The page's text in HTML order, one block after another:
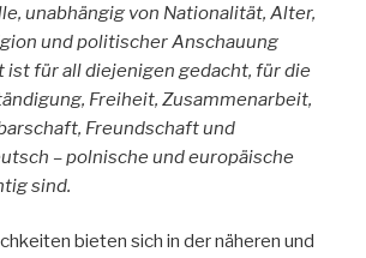
unabhängig von Nationalität, Alter,
und politischer Anschauung
ist für all diejenigen gedacht, für die
Freiheit, Zusammenarbeit,
Freundschaft und
– polnische und europäische
sind.
bieten sich in der näheren und